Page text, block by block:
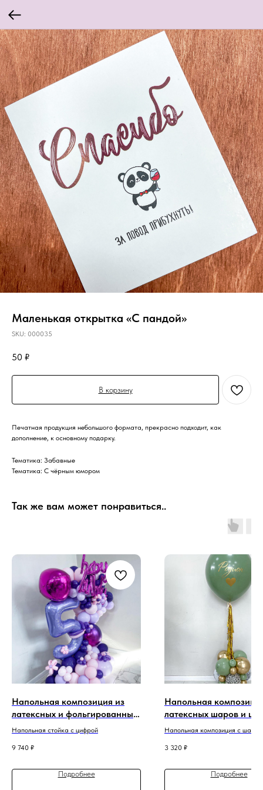
Маленькая открытка «С пандой»
SKU: 000035
50 ₽
В корзину
Печатная продукция небольшого формата, прекрасно подходит, как
дополнение, к основному подарку.
Тематика: Забавные
Тематика: С чёрным юмором
Так же вам может понравиться..
Напольная композиция из
латексных и фольгированных
шаров "Happy Birthday"
Напольная стойка с цифрой
9 740 ₽
Подробнее
Напольная
латексных шаров и
"Гигант"
Напольная композиция с шаром
3 320 ₽
Подробнее